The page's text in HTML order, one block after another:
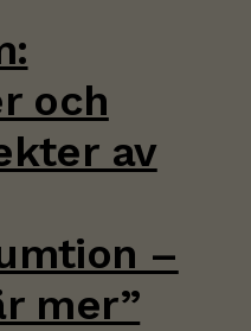
och
av
–
mer”